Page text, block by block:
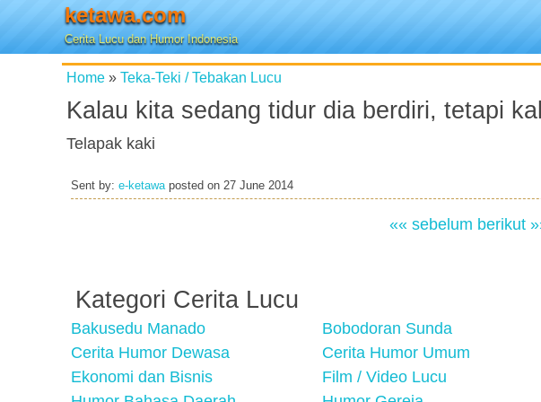
ketawa.com
Cerita Lucu dan Humor Indonesia
Home » Teka-Teki / Tebakan Lucu
Kalau kita sedang tidur dia berdiri, tetapi
Telapak kaki
Sent by: e-ketawaposted on 27 June 2014
«« sebelum berikut
Kategori Cerita Lucu
Bakusedu Manado Bobodoran Sunda
Cerita Humor Dewasa
Cerita Humor Umum
Ekonomi dan Bisnis
Film / Video Lucu